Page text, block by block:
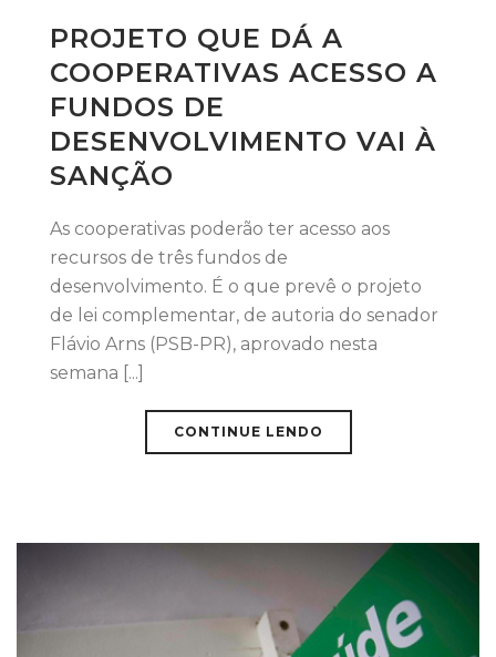
PROJETO QUE DÁ A
COOPERATIVAS ACESSO A
FUNDOS DE
DESENVOLVIMENTO VAI À
SANÇÃO
As cooperativas poderão ter acesso aos
recursos de três fundos de
desenvolvimento. É o que prevê o projeto
de lei complementar, de autoria do senador
Flávio Arns (PSB-PR), aprovado nesta
semana [...]
CONTINUE LENDO